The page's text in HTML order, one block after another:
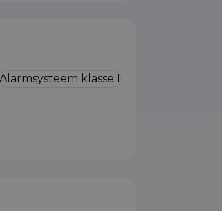
Alarmsysteem klasse I